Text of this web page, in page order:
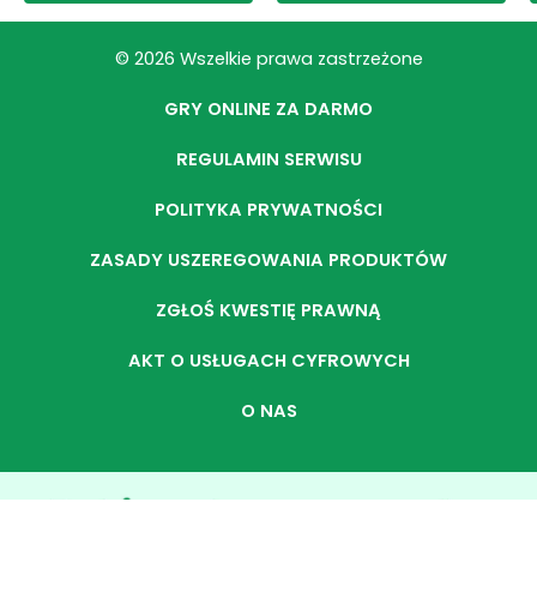
© 2026 Wszelkie prawa zastrzeżone
GRY ONLINE ZA DARMO
REGULAMIN SERWISU
POLITYKA PRYWATNOŚCI
ZASADY USZEREGOWANIA PRODUKTÓW
ZGŁOŚ KWESTIĘ PRAWNĄ
AKT O USŁUGACH CYFROWYCH
O NAS